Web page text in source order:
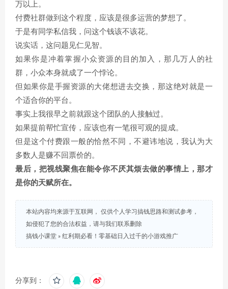
万以上。
付费社群做到这个程度，应该是很多运营的梦想了。
于是有同学私信我，问这个钱该不该花。
说实话，这问题见仁见智。
如果你是冲着掌握小众资源的目的加入，那几万人的社
群，小众本身就成了一个悖论。
但如果你是手握资源的大佬想进去交换，那这绝对就是一
个适合你的平台。
事实上我很早之前就跟这个团队的人接触过。
如果提前帮忙宣传，应该也有一笔很可观的提成。
但是这个付费跟一般的恰然不同，不避讳地说，我认为大
多数人是赚不回票价的。
最后，把视线聚焦在能令你不厌其烦去做的事情上，那才
是你的天赋所在。
本站内容均来源于互联网， 仅供个人学习搞钱思路和测试参考，
如侵犯了您的合法权益，请与我们联系删除
搞钱小课堂 » 红利期必看！零基础日入过千的小游戏推广
分享到：